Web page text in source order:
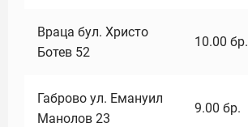
Враца бул. Христо
Ботев 52
10.00 бр.
Габрово ул. Емануил
Манолов 23
9.00 бр.